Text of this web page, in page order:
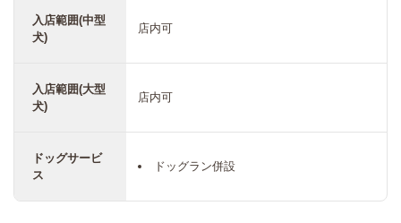
入店範囲(中型
犬)
店内可
入店範囲(大型
犬)
店内可
ドッグサービ
ス
ドッグラン併設